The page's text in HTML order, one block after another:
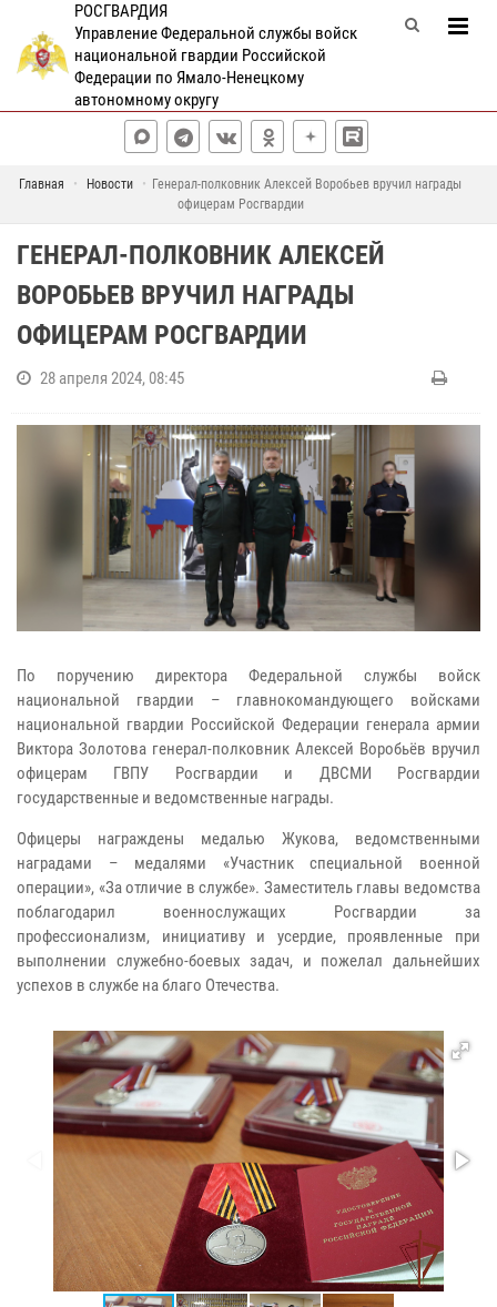
РОСГВАРДИЯ
Управление Федеральной службы войск
национальной гвардии Российской
Федерации по Ямало-Ненецкому
автономному округу
Главная Новости
Генерал-полковник Алексей Воробьев вручил награды
офицерам Росгвардии
ГЕНЕРАЛ-ПОЛКОВНИК АЛЕКСЕЙ
ВОРОБЬЕВ ВРУЧИЛ НАГРАДЫ
ОФИЦЕРАМ РОСГВАРДИИ
28 апреля 2024, 08:45
По поручению директора Федеральной службы войск
национальной гвардии – главнокомандующего войсками
национальной гвардии Российской Федерации генерала армии
Виктора Золотова генерал-полковник Алексей Воробьёв вручил
офицерам ГВПУ Росгвардии и ДВСМИ Росгвардии
государственные и ведомственные награды.
Офицеры награждены медалью Жукова, ведомственными
наградами – медалями «Участник специальной военной
операции», «За отличие в службе». Заместитель главы ведомства
поблагодарил военнослужащих Росгвардии за
профессионализм, инициативу и усердие, проявленные при
выполнении служебно-боевых задач, и пожелал дальнейших
успехов в службе на благо Отечества.